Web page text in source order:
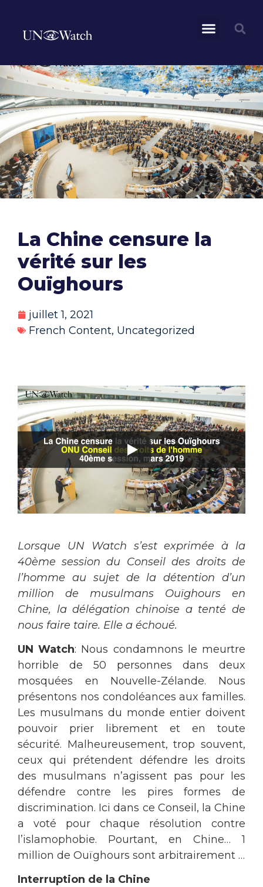
La Chine censure la
vérité sur les
Ouïghours
juillet 1, 2021
French Content, Uncategorized
Lorsque UN Watch s’est exprimée à la
40ème session du Conseil des droits de
l’homme au sujet de la détention d’un
million de musulmans Ouïghours en
Chine, la délégation chinoise a tenté de
nous faire taire. Elle a échoué.
UN Watch: Nous condamnons le meurtre
horrible de 50 personnes dans deux
mosquées en Nouvelle-Zélande. Nous
présentons nos condoléances aux familles.
Les musulmans du monde entier doivent
pouvoir prier librement et en toute
sécurité. Malheureusement, trop souvent,
ceux qui prétendent défendre les droits
des musulmans n’agissent pas pour les
défendre contre les pires formes de
discrimination. Ici dans ce Conseil, la Chine
a voté pour chaque résolution contre
l’islamophobie. Pourtant, en Chine… 1
million de Ouïghours sont arbitrairement …
Interruption de la Chine